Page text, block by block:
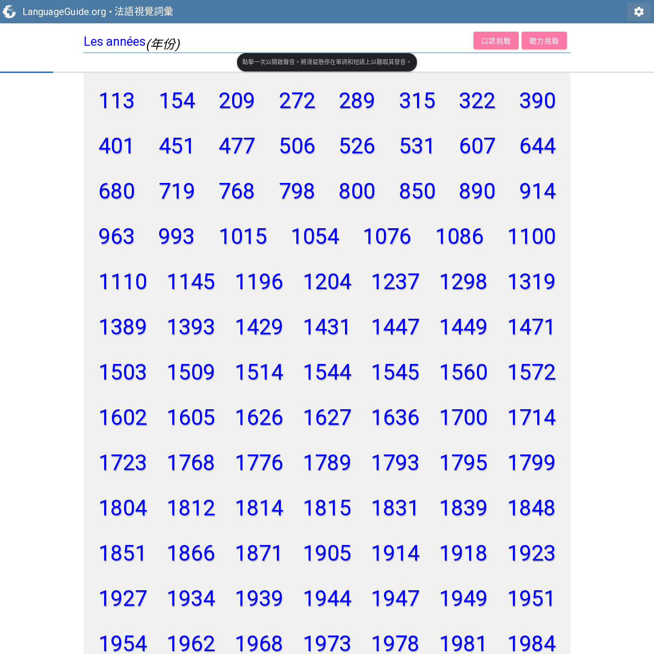
LanguageGuide.org • 法語視覺詞彙 settings
Les années(年份) 口語挑戰 聽力挑戰
點擊一次以開啟聲音。將滑鼠懸停在單詞和短語上以聽取其發音。
113 154 209 272 289 315 322
390
401
451 477 506 526 531 607
644
680
719 768 798 800 850 890
914
963
993 1015 1054 1076 1086
1100
1110
1145 1196 1204 1237 1298
1319
1389
1393 1429 1431 1447 1449
1471
1503
1509 1514 1544 1545 1560
1572
1602
1605 1626 1627 1636 1700
1714
1723
1768 1776 1789 1793 1795
1799
1804
1812 1814 1815 1831 1839
1848
1851
1866 1871 1905 1914 1918
1923
1927
1934 1939 1944 1947 1949
1951
1954
1962 1968 1973 1978 1981 1984